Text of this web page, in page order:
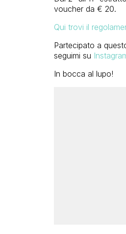
voucher da € 20.
Qui trovi il
Partecipato a
seguimi su
In bocca al lupo!